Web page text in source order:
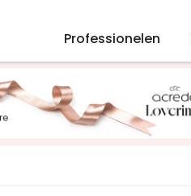
Professionelen